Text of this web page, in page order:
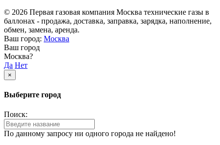
© 2026 Первая газовая компания Москва технические газы в
баллонах - продажа, доставка, заправка, зарядка, наполнение,
обмен, замена, аренда.
Ваш город: Москва
Ваш город
Москва?
Да Нет
×
Выберите город
Поиск:
По данному запросу ни одного города не найдено!